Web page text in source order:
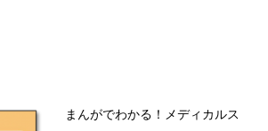
まんがでわかる！メディカルス